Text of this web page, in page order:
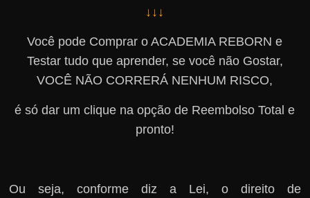
↓↓↓
Você pode Comprar o ACADEMIA REBORN e
Testar tudo que aprender, se você não Gostar,
VOCÊ NÃO CORRERÁ NENHUM RISCO,
é só dar um clique na opção de Reembolso Total e
pronto!
Ou seja, conforme diz a Lei, o direito de